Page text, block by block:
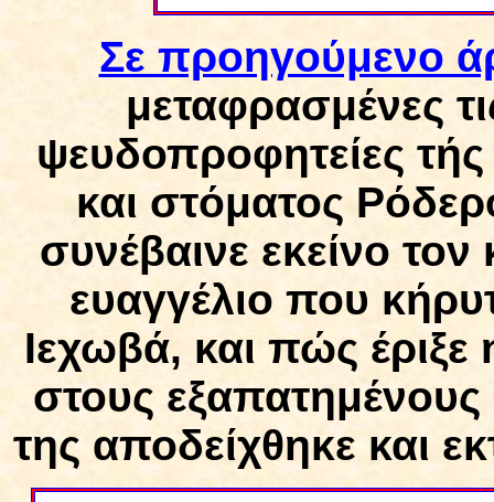
Σε προηγούμενο
μεταφρασμένες
ψευδοπροφητείες τής
και στόματος
συνέβαινε εκείνο
ευαγγέλιο που
Ιεχωβά, και πώς έριξε
στους
της αποδείχθηκε και